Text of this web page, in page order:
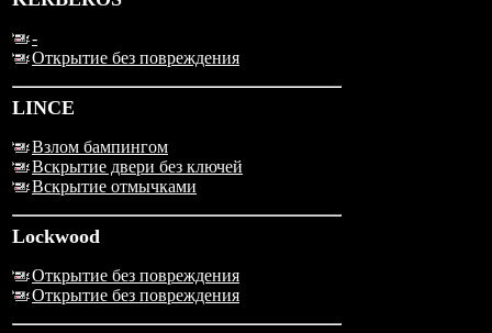
-
Открытие без повреждения
LINCE
Взлом бампингом
Вскрытие двери без ключей
Вскрытие отмычками
Lockwood
Открытие без повреждения
Открытие без повреждения